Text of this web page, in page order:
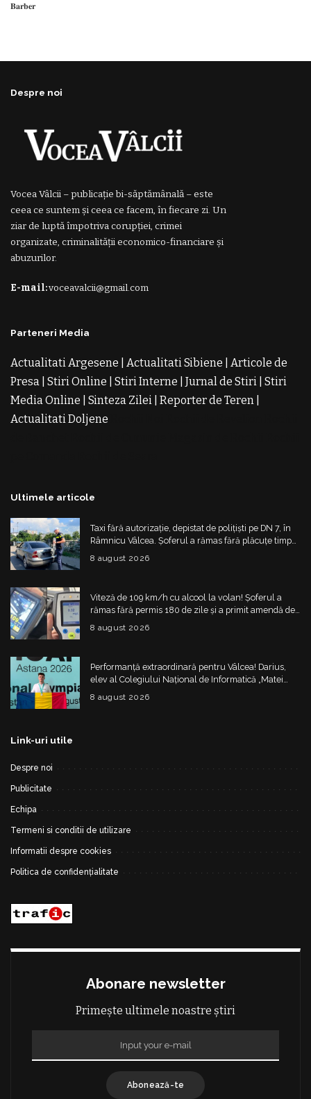
𝐁𝐚𝐫𝐛𝐞𝐫
Despre noi
Vocea Vâlcii – publicație bi-săptămânală – este
ceea ce suntem și ceea ce facem, în fiecare zi. Un
ziar de luptă împotriva corupției, crimei
organizate, criminalității economico-financiare și
abuzurilor.
E-mail:voceavalcii@gmail.com
Parteneri Media
Actualitati Argesene Actualitati Sibiene
Articole de
Presa Stiri Online Stiri Interne Jurnal de Stiri Stiri
Media Online
Sinteza Zilei Reporter de Teren
Actualitati Doljene
Ultimele articole
Taxi fără autorizație, depistat de polițiști pe DN 7, în
Râmnicu Vâlcea. Șoferul a rămas fără plăcuțe timp
de 6 luni
8 august 2026
Viteză de 109 km/h cu alcool la volan! Șoferul a
rămas fără permis 180 de zile și a primit amendă de
4.325 de lei
8 august 2026
Performanță extraordinară pentru Vâlcea! Darius,
elev al Colegiului Național de Informatică „Matei
Basarab”, a cucerit argintul la Olimpiada
Internațională de Inteligență Artificială
8 august 2026
Link-uri utile
Despre noi
Publicitate
Echipa
Termeni si conditii de utilizare
Informatii despre cookies
Politica de confidențialitate
Abonare newsletter
Primește ultimele noastre știri
Abonează-te